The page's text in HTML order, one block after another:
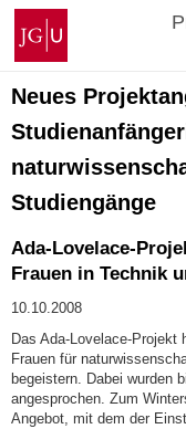
Zum
Inhalt
springen
Johannes
Gutenberg-
Universität
Mainz
Neues
Studiengänge
Ada-Lovelace-
Frauen in Technik
10.10.2008
Das Ada-Lovelace-
Frauen für
begeistern. Dabei wurden
angesprochen. Zum
Angebot, mit dem der